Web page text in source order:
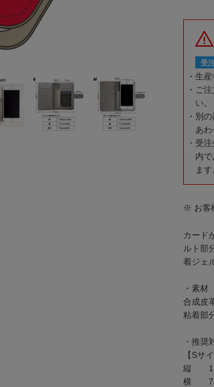
受
生産
ご
い。
別
あわ
受
内
ます
※ お客
カード
ルト部
着ジェ
・素材
合成皮
粘着部
・推奨
【Sサ
縦
横